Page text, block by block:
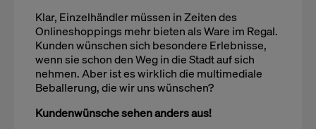
Klar, Einzelhändler müssen in Zeiten des
Onlineshoppings mehr bieten als Ware im Regal.
Kunden wünschen sich besondere Erlebnisse,
wenn sie schon den Weg in die Stadt auf sich
nehmen. Aber ist es wirklich die multimediale
Beballerung, die wir uns wünschen?
Kundenwünsche sehen anders aus!